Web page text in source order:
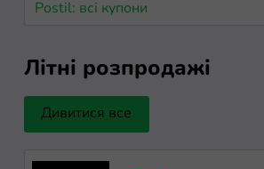
Postil: всі купони
Літні розпродажі
Дивитися все